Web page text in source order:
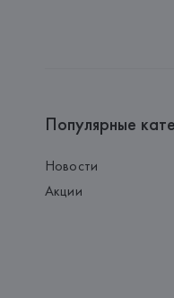
Популярные
Новости
Акции